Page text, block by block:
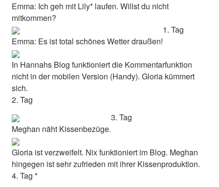
Emma: Ich geh mit Lily* laufen. Willst du nicht
mitkommen?
Emma: Es ist total schönes Wetter draußen!
1. Tag
In Hannahs Blog funktioniert die Kommentarfunktion
nicht in der mobilen Version (Handy). Gloria kümmert
sich.
2. Tag
Meghan näht Kissenbezüge.
3. Tag
Gloria ist verzweifelt. Nix funktioniert im Blog. Meghan
hingegen ist sehr zufrieden mit ihrer Kissenproduktion.
4. Tag *